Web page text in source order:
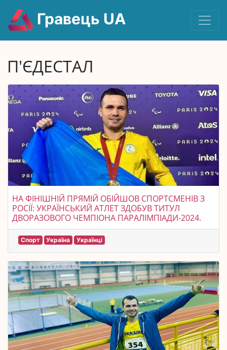
Гравець UA
П'ЄДЕСТАЛ
НА ФІНІШНІЙ ПРЯМІЙ ОБІЙШОВ СПОРТСМЕНІВ З
РОСІЇ: УКРАЇНСЬКИЙ АТЛЕТ ЗДОБУВ ТИТУЛ
ДВОРАЗОВОГО ЧЕМПІОНА ПАРАЛІМПІАДИ-2024.
Спорт Україна Українці